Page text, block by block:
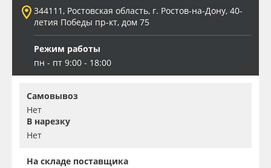
344111, Ростовская область, г. Ростов-на-Дону, 40-
летия Победы пр-кт, дом 75
Режим работы
пн - пт 9:00 - 18:00
Самовывоз
Нет
В нарезку
Нет
На складе поставщика